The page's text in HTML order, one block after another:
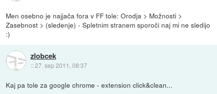
Men osebno je najjača fora v FF tole: Orodja > Možnosti >
Zasebnost > (sledenje) - Spletnim stranem sporoči naj mi ne sledijo
:)
zlobcek
::27. sep 2011, 08:37
Kaj pa tole za google chrome - extension click&clean...